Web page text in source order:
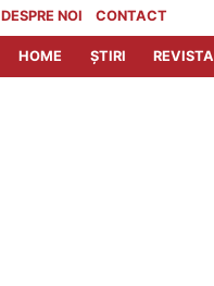
DESPRE NOI CONTACT
HOME ȘTIRI